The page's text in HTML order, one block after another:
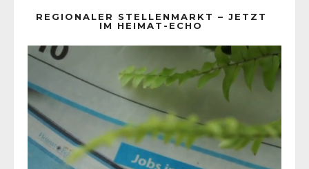
REGIONALER STELLENMARKT – JETZT
IM HEIMAT-ECHO
Player